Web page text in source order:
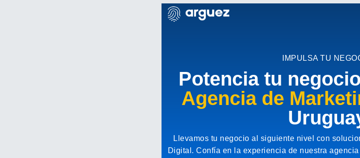
IMPULSA TU
Potencia tu
Agencia de
Llevamos tu negocio al siguiente nivel con
Digital. Confía en la experiencia de nuestra